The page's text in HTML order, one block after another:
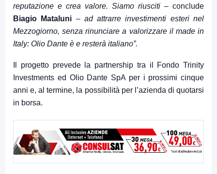
reputazione e crea valore. Siamo riusciti – conclude
Biagio Mataluni –ad attrarre investimenti esteri nel
Mezzogiorno, senza rinunciare a valorizzare il made in
Italy: Olio Dante è e resterà italiano”.
Il progetto prevede la partnership tra il Fondo Trinity
Investments ed Olio Dante SpA per i prossimi cinque
anni e, al termine, la possibilità per l’azienda di quotarsi
in borsa.